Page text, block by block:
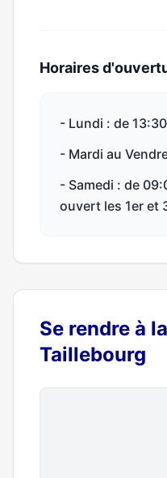
Horaires
- Lundi : de
- Mardi au
- Samedi : de
ouvert les 1er et
Se rendre à
Taillebourg